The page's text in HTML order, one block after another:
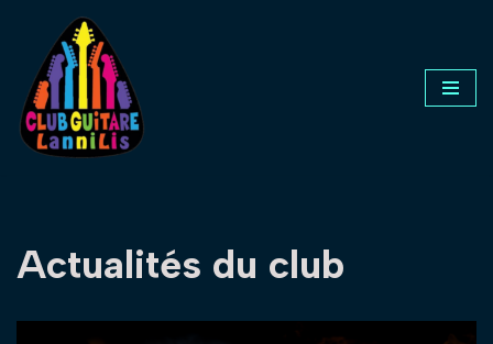
Aller
au
contenu
Actualités du club